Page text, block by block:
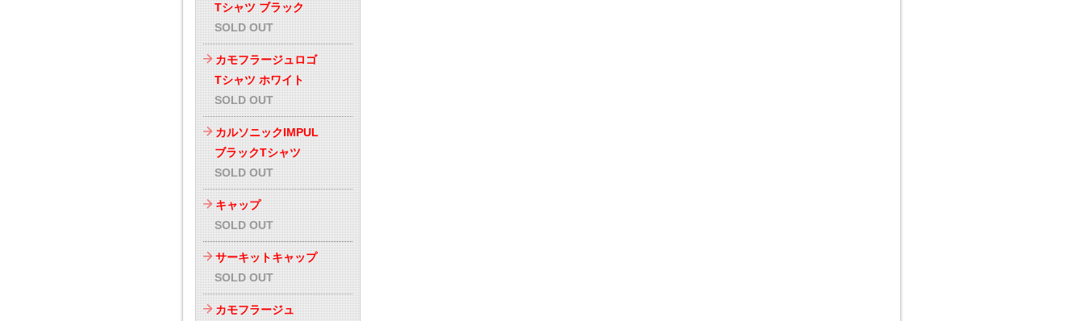
Tシャツ ブラック
SOLD OUT
カモフラージュロゴ
Tシャツ ホワイト
SOLD OUT
カルソニックIMPUL
ブラックTシャツ
SOLD OUT
キャップ
SOLD OUT
サーキットキャップ
SOLD OUT
カモフラージュ